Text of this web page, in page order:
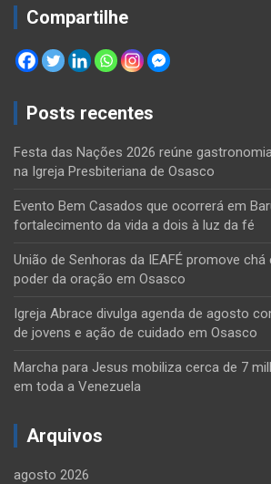
Compartilhe
Posts recentes
Festa das Nações 2026 reúne
na Igreja Presbiteriana de Osasco
Evento Bem Casados que ocorrerá em
fortalecimento da vida a dois à luz da fé
União de Senhoras da IEAFÉ promove
poder da oração em Osasco
Igreja Abrace divulga agenda de agosto
de jovens e ação de cuidado em Osasco
Marcha para Jesus mobiliza cerca de 7
em toda a Venezuela
Arquivos
agosto 2026